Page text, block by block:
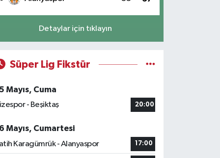
Detaylar için tıklayın
Süper Lig Fikstür
Mayıs, Cuma
- Beşiktaş
20:00
Mayıs, Cumartesi
Karagümrük - Alanyaspor
17:00